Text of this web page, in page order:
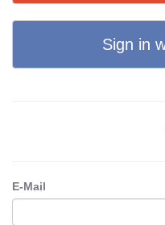
Sign in
E-Mail